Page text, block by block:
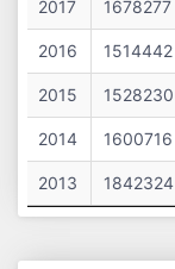
2017 1678277
2016 1514442
2015 1528230
2014 1600716
2013 1842324